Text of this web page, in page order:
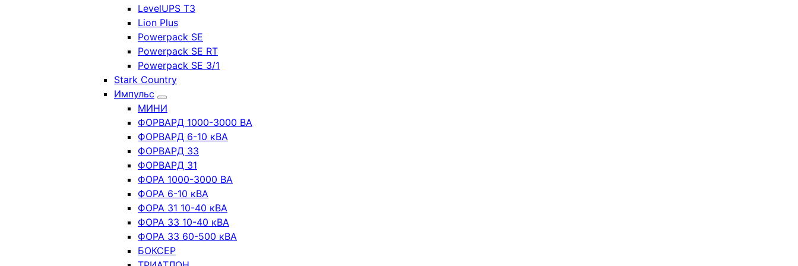
LevelUPS T3
Lion Plus
Powerpack SE
Powerpack SE RT
Powerpack SE 3/1
Stark Country
Импульс
МИНИ
ФОРВАРД 1000-3000 ВА
ФОРВАРД 6-10 кВА
ФОРВАРД 33
ФОРВАРД 31
ФОРА 1000-3000 ВА
ФОРА 6-10 кВА
ФОРА 31 10-40 кВА
ФОРА 33 10-40 кВА
ФОРА 33 60-500 кВА
БОКСЕР